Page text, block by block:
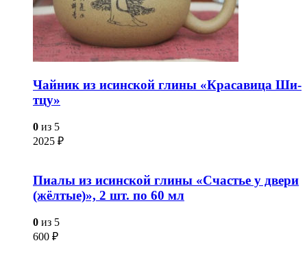
Чайник из исинской глины «Красавица Ши-
тцу»
0 из 5
2025 ₽
Пиалы из исинской глины «Счастье у двери
(жёлтые)», 2 шт. по 60 мл
0 из 5
600 ₽